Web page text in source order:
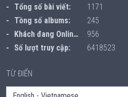
Tổng số bài viết:
1171
Tồng số albums:
245
Khách đang Online:
956
Số lượt truy cập:
6418523
TỪ ĐIỂN